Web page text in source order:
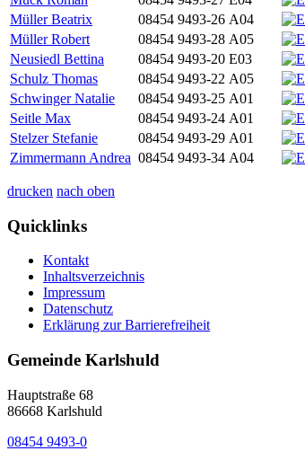
Müller Beatrix
08454 9493-26 A04
Müller Robert
08454 9493-28 A05
Neusiedl Bettina
08454 9493-20 E03
Schulz Thomas
08454 9493-22 A05
Schwinger Natalie
08454 9493-25 A01
Seitle Max
08454 9493-24 A01
Stelzer Stefanie
08454 9493-29 A01
Zimmermann Andrea 08454 9493-34 A04
drucken nach oben
Quicklinks
Kontakt
Inhaltsverzeichnis
Impressum
Datenschutz
Erklärung zur Barrierefreiheit
Gemeinde Karlshuld
Hauptstraße 68
86668 Karlshuld
08454 9493-0